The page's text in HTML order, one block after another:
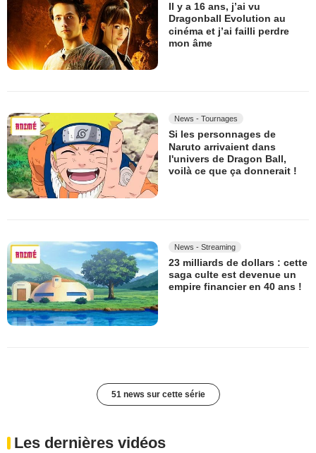
Il y a 16 ans, j’ai vu
Dragonball Evolution au
cinéma et j’ai failli perdre
mon âme
News - Tournages
Si les personnages de
Naruto arrivaient dans
l'univers de Dragon Ball,
voilà ce que ça donnerait !
News - Streaming
23 milliards de dollars : cette
saga culte est devenue un
empire financier en 40 ans !
51 news sur cette série
Les dernières vidéos